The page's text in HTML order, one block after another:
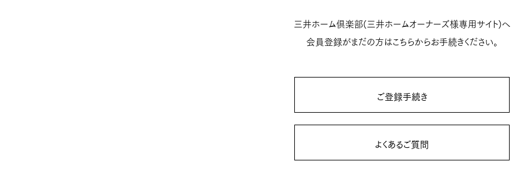
三井ホーム倶楽部(三井ホームオーナーズ様専用サイト)へ
会員登録がまだの方はこちらからお手続きください。
ご登録手続き
よくあるご質問